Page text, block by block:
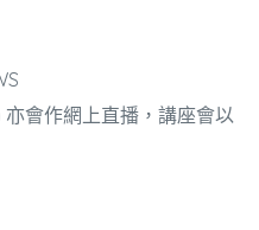
會作網上直播，講座會以